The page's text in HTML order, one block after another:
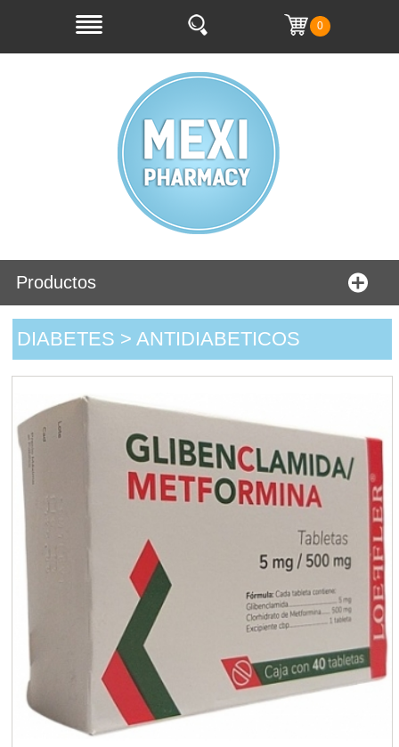
0
Productos
DIABETES > ANTIDIABETICOS